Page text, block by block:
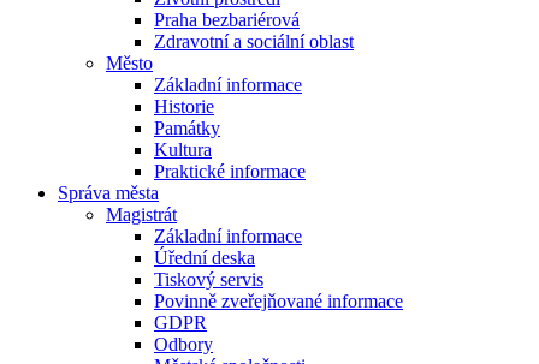
Praha bezbariérová
Zdravotní a sociální oblast
Město
Základní informace
Historie
Památky
Kultura
Praktické informace
Správa města
Magistrát
Základní informace
Úřední deska
Tiskový servis
Povinně zveřejňované informace
GDPR
Odbory